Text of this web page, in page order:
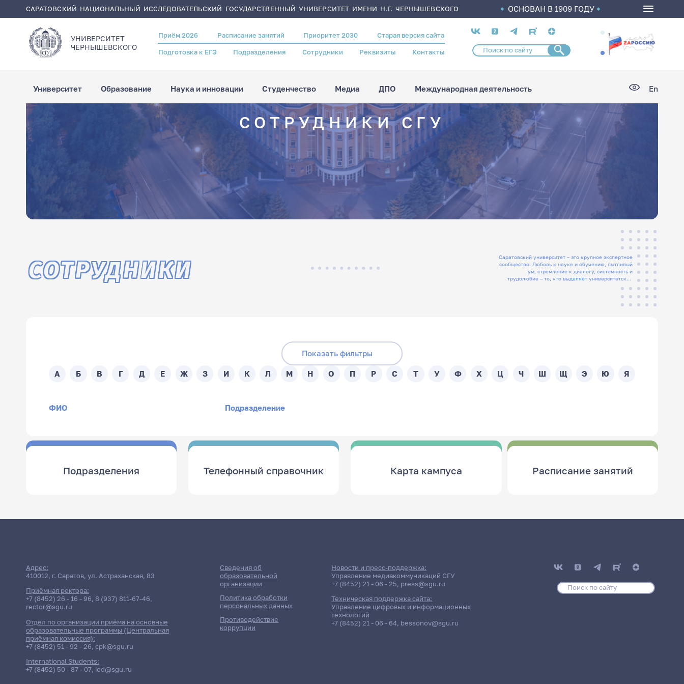
к
САРАТОВСКИЙ НАЦИОНАЛЬНЫЙ ИССЛЕДОВАТЕЛЬСКИЙ ГОСУДАРСТВЕННЫЙ УНИВЕРСИТЕТ ИМЕНИ Н.Г. ЧЕРНЫШЕВСКОГО ОСНОВАН В 1909 ГОДУ
УНИВЕРСИТЕТ
ЧЕРНЫШЕВСКОГO
Header
menu
Приём 2026 Расписание занятий Приоритет 2030 Старая версия сайта
Подготовка к ЕГЭ Подразделения Сотрудники Реквизиты Контакты
Социальные
сети
Университет Образование Наука и инновации Студенчество Медиа ДПО Международная деятельность En
Строка
навигации
Главная Сотрудники
СОТРУДНИКИ СГУ
Саратовский университет – это крупное экспертное
сообщество. Любовь к науке и обучению, пытливый
ум, стремление к диалогу, системность и
трудолюбие – то, что выделяет университетских
СОТРУДНИКИ
Показать фильтры
Поиск по подразделениям:
- Любой -
А Б В Г Д Е Ж З И К Л М Н О П Р С Т У Ф Х Ц Ч Ш Щ Э Ю Я
ФИО Подразделение
Подразделения Телефонный справочник Карта кампуса Расписание занятий
Адрес:
410012, г. Саратов, ул. Астраханская, 83
Приёмная ректора:
+7 (8452) 26 - 16 - 96, 8 (937) 811-67-46,
rector@sgu.ru
Отдел по организации приёма на основные
образовательные программы (Центральная
приёмная комиссия):
+7 (8452) 51 - 92 - 26, cpk@sgu.ru
International Students:
+7 (8452) 50 - 87 - 07, ied@sgu.ru
Сведения об
образовательной
организации
Политика обработки
персональных данных
Противодействие
коррупции
Новости и пресс-поддержка:
Управление медиакоммуникаций СГУ
+7 (8452) 21 - 06 - 25, press@sgu.ru
Техническая поддержка сайта:
Управление цифровых и информационных
технологий
+7 (8452) 21 - 06 - 64, bessonov@sgu.ru